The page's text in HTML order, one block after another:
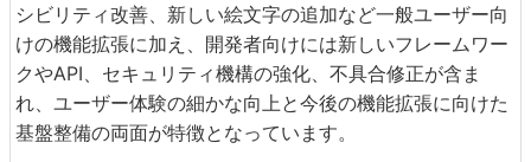
シビリティ改善、新しい絵文字の追加など一般ユーザー向
けの機能拡張に加え、開発者向けには新しいフレームワー
クやAPI、セキュリティ機構の強化、不具合修正が含ま
れ、ユーザー体験の細かな向上と今後の機能拡張に向けた
基盤整備の両面が特徴となっています。